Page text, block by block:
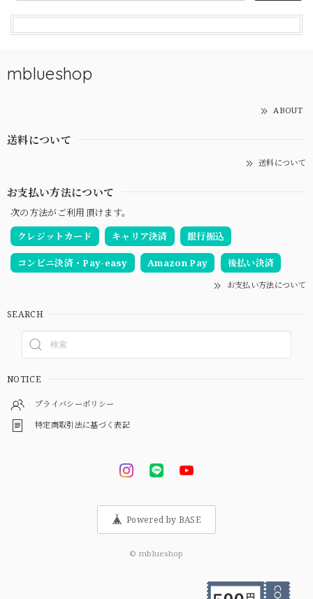
mblueshop
ABOUT
送料について
送料について
お支払い方法について
次の方法がご利用頂けます。
クレジットカード
キャリア決済 銀行振込
コンビニ決済・Pay-easy Amazon Pay 後払い決済
お支払い方法について
SEARCH
NOTICE
プライバシーポリシー
特定商取引法に基づく表記
Powered by BASE
© mblueshop